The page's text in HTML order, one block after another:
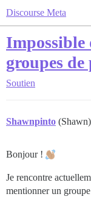
Discourse Meta
Impossible
groupes de
Soutien
Shawnpinto (Shawn)
Bonjour !
Je rencontre
mentionner un